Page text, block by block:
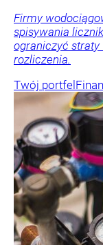
Firmy
spisywania
ograniczyć
rozliczenia.
Twój portfel